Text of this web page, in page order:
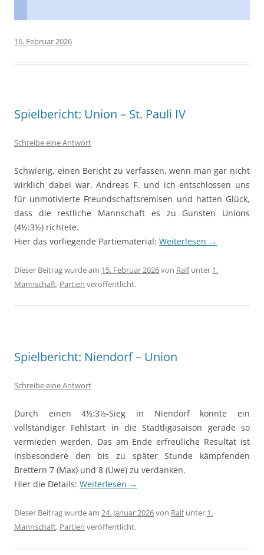
16. Februar 2026
Spielbericht: Union – St. Pauli IV
Schreibe eine Antwort
Schwierig, einen Bericht zu verfassen, wenn man gar nicht
wirklich dabei war. Andreas F. und ich entschlossen uns
für unmotivierte Freundschaftsremisen und hatten Glück,
dass die restliche Mannschaft es zu Gunsten Unions
(4½:3½) richtete.
Hier das vorliegende Partiematerial: Weiterlesen →
Dieser Beitrag wurde am 15. Februar 2026von Ralfunter 1.
Mannschaft, Partien veröffentlicht.
Spielbericht: Niendorf – Union
Schreibe eine Antwort
Durch einen 4½:3½-Sieg in Niendorf konnte ein
vollständiger Fehlstart in die Stadtligasaison gerade so
vermieden werden. Das am Ende erfreuliche Resultat ist
insbesondere den bis zu später Stunde kämpfenden
Brettern 7 (Max) und 8 (Uwe) zu verdanken.
Hier die Details: Weiterlesen →
Dieser Beitrag wurde am 24. Januar 2026von Ralfunter 1.
Mannschaft, Partien veröffentlicht.